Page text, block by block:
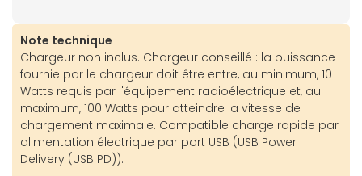
Note technique
Chargeur non inclus. Chargeur conseillé : la puissance
fournie par le chargeur doit être entre, au minimum, 10
Watts requis par l'équipement radioélectrique et, au
maximum, 100 Watts pour atteindre la vitesse de
chargement maximale. Compatible charge rapide par
alimentation électrique par port USB (USB Power
Delivery (USB PD)).